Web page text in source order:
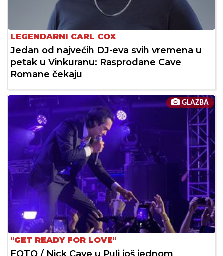
LEGENDARNI CARL COX
Jedan od najvećih DJ-eva svih vremena u
petak u Vinkuranu: Rasprodane Cave
Romane čekaju
GLAZBA
"GET READY FOR LOVE"
FOTO / Nick Cave u Puli još jednom